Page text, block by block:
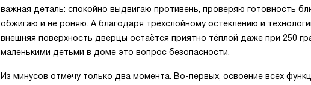
важная деталь: спокойно выдвигаю противень, проверяю готовность
обжигаю и не роняю. А благодаря трёхслойному остеклению и
внешняя поверхность дверцы остаётся приятно тёплой даже при 250
маленькими детьми в доме это вопрос безопасности.
Из минусов отмечу только два момента. Во-первых, освоение всех